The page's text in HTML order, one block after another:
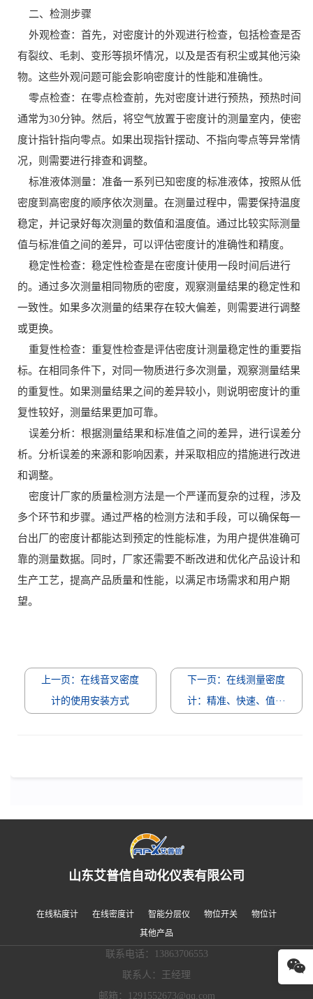
二、检测步骤
外观检查：首先，对密度计的外观进行检查，包括检查是否
有裂纹、毛刺、变形等损坏情况，以及是否有积尘或其他污染
物。这些外观问题可能会影响密度计的性能和准确性。
零点检查：在零点检查前，先对密度计进行预热，预热时间
通常为30分钟。然后，将空气放置于密度计的测量室内，使密
度计指针指向零点。如果出现指针摆动、不指向零点等异常情
况，则需要进行排查和调整。
标准液体测量：准备一系列已知密度的标准液体，按照从低
密度到高密度的顺序依次测量。在测量过程中，需要保持温度
稳定，并记录好每次测量的数值和温度值。通过比较实际测量
值与标准值之间的差异，可以评估密度计的准确性和精度。
稳定性检查：稳定性检查是在密度计使用一段时间后进行
的。通过多次测量相同物质的密度，观察测量结果的稳定性和
一致性。如果多次测量的结果存在较大偏差，则需要进行调整
或更换。
重复性检查：重复性检查是评估密度计测量稳定性的重要指
标。在相同条件下，对同一物质进行多次测量，观察测量结果
的重复性。如果测量结果之间的差异较小，则说明密度计的重
复性较好，测量结果更加可靠。
误差分析：根据测量结果和标准值之间的差异，进行误差分
析。分析误差的来源和影响因素，并采取相应的措施进行改进
和调整。
密度计厂家的质量检测方法是一个严谨而复杂的过程，涉及
多个环节和步骤。通过严格的检测方法和手段，可以确保每一
台出厂的密度计都能达到预定的性能标准，为用户提供准确可
靠的测量数据。同时，厂家还需要不断改进和优化产品设计和
生产工艺，提高产品质量和性能，以满足市场需求和用户期
望。
上一页：在线音叉密度
计的使用安装方式
下一页：在线测量密度
计：精准、快速、值···
山东艾普信自动化仪表有限公司
在线粘度计 在线密度计 智能分层仪 物位开关
物位计
其他产品
联系电话：13863706553
联系人：王经理
邮箱：1291552673@qq.com